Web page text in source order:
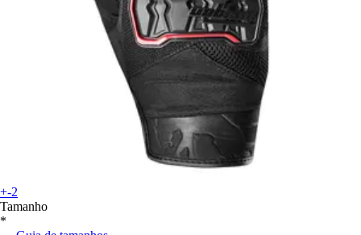
+-2
Tamanho
*